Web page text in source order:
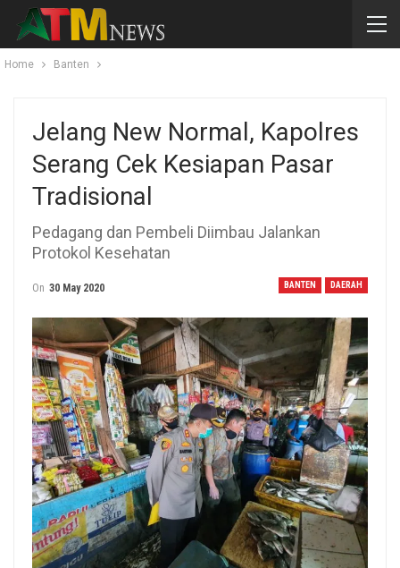
Home Banten
Jelang New Normal, Kapolres
Serang Cek Kesiapan Pasar
Tradisional
Pedagang dan Pembeli Diimbau Jalankan
Protokol Kesehatan
BANTEN DAERAH
On 30 May 2020